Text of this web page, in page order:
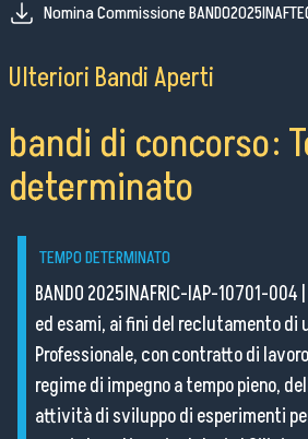
Nomina Commissione
Ulteriori Bandi Aperti
bandi di concorso:
determinato
TEMPO DETERMINATO
BANDO 2025INAFRIC-IAP-10701-004
ed esami, ai fini del reclutamento di
Professionale, con contratto di
regime di impegno a tempo pieno,
attività di sviluppo di esperimenti